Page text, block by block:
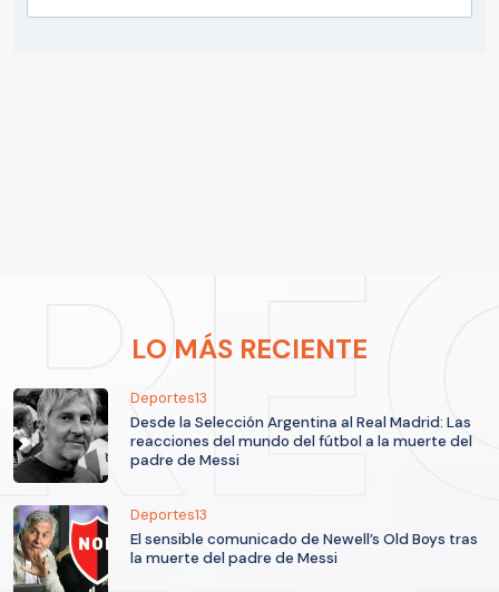
LO MÁS RECIENTE
Deportes13
Desde la Selección Argentina al Real Madrid: Las
reacciones del mundo del fútbol a la muerte del
padre de Messi
Deportes13
El sensible comunicado de Newell’s Old Boys tras
la muerte del padre de Messi